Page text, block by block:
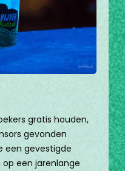
gratis houden,
gevonden
een gevestigde
een jarenlange